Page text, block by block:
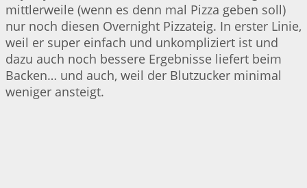
mittlerweile (wenn es denn mal Pizza geben soll)
nur noch diesen Overnight Pizzateig. In erster Linie,
weil er super einfach und unkompliziert ist und
dazu auch noch bessere Ergebnisse liefert beim
Backen… und auch, weil der Blutzucker minimal
weniger ansteigt.